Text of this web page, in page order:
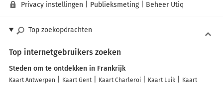
Privacy instellingen Publieksmeting| Beheer Utiq
Top zoekopdrachten
Top internetgebruikers zoeken
Steden om te ontdekken in Frankrijk
Kaart Antwerpen Kaart Gent Kaart Charleroi Kaart Luik
Kaart